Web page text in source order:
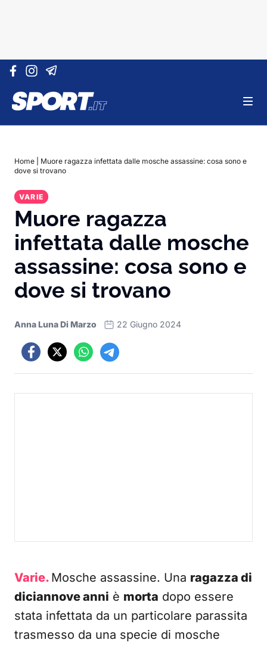
Vai al contenuto
Home
Muore ragazza infettata dalle mosche assassine: cosa sono e
dove si trovano
VARIE
Muore ragazza
infettata dalle mosche
assassine: cosa sono e
dove si trovano
Anna Luna Di Marzo 22 Giugno 2024
Varie. Mosche assassine. Una ragazza di
diciannove anni è morta dopo essere
stata infettata da un particolare parassita
trasmesso da una specie di mosche